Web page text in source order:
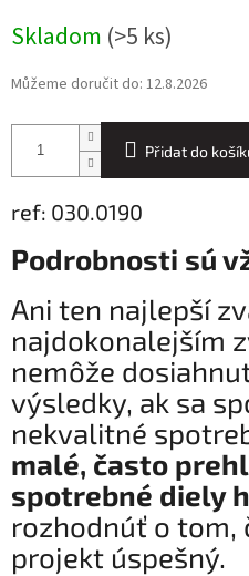
cena:
Skladom (>5 ks)
Můžeme doručit do: 12.8.2026
Přidat do
ref: 030.0190
Podrobnosti sú
Ani ten najlepší
najdokonalejším
nemôže
výsledky, ak sa
nekvalitné
malé, často
spotrebné diely
rozhodnúť o tom,
projekt úspešný.